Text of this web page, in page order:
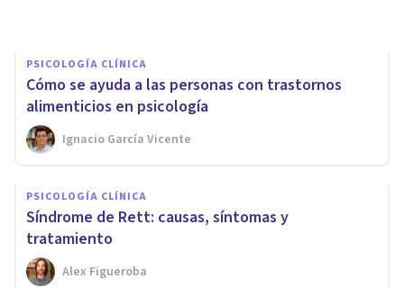
PSICOLOGÍA CLÍNICA
Cómo se ayuda a las personas con trastornos
alimenticios en psicología
Ignacio García Vicente
PSICOLOGÍA CLÍNICA
Síndrome de Rett: causas, síntomas y
tratamiento
Alex Figueroba
Los 26 trastornos mentales y
psicológicos más extraños
Juan Armando Corbin